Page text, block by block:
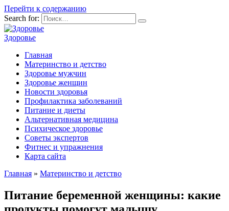
Перейти к содержанию
Search for:
Здоровье
Главная
Материнство и детство
Здоровье мужчин
Здоровье женщин
Новости здоровья
Профилактика заболеваний
Питание и диеты
Альтернативная медицина
Психическое здоровье
Советы экспертов
Фитнес и упражнения
Карта сайта
Главная » Материнство и детство
Питание беременной женщины: какие